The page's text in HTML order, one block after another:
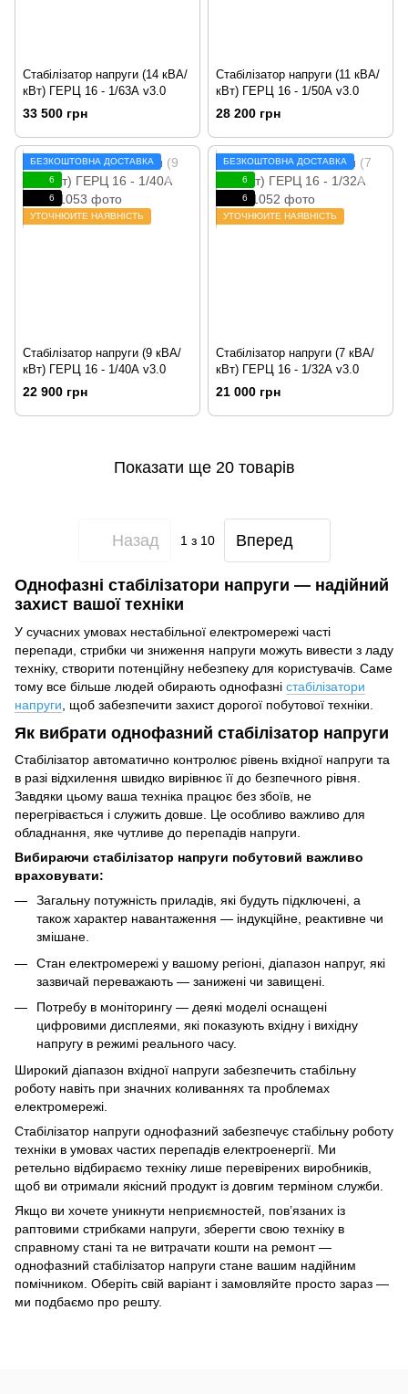
Стабілізатор напруги (14 кВА/
кВт) ГЕРЦ 16 - 1/63А v3.0
33 500 грн
Стабілізатор напруги (11 кВА/
кВт) ГЕРЦ 16 - 1/50А v3.0
28 200 грн
БЕЗКОШТОВНА ДОСТАВКА
6
6
УТОЧНЮЙТЕ НАЯВНІСТЬ
Стабілізатор напруги (9 кВА/
кВт) ГЕРЦ 16 - 1/40А v3.0
22 900 грн
БЕЗКОШТОВНА ДОСТАВКА
6
6
УТОЧНЮЙТЕ НАЯВНІСТЬ
Стабілізатор напруги (7 кВА/
кВт) ГЕРЦ 16 - 1/32А v3.0
21 000 грн
Показати ще 20 товарів
Назад 1з 10 Вперед
Однофазні стабілізатори напруги — надійний
захист вашої техніки
У сучасних умовах нестабільної електромережі часті
перепади, стрибки чи зниження напруги можуть вивести з ладу
техніку, створити потенційну небезпеку для користувачів. Саме
тому все більше людей обирають однофазні стабілізатори
напруги , щоб забезпечити захист дорогої побутової техніки.
Як вибрати однофазний стабілізатор напруги
Стабілізатор автоматично контролює рівень вхідної напруги та
в разі відхилення швидко вирівнює її до безпечного рівня.
Завдяки цьому ваша техніка працює без збоїв, не
перегрівається і служить довше. Це особливо важливо для
обладнання, яке чутливе до перепадів напруги.
Вибираючи стабілізатор напруги побутовий важливо
враховувати:
Загальну потужність приладів, які будуть підключені, а
також характер навантаження — індукційне, реактивне чи
змішане.
Стан електромережі у вашому регіоні, діапазон напруг, які
зазвичай переважають — занижені чи завищені.
Потребу в моніторингу — деякі моделі оснащені
цифровими дисплеями, які показують вхідну і вихідну
напругу в режимі реального часу.
Широкий діапазон вхідної напруги забезпечить стабільну
роботу навіть при значних коливаннях та проблемах
електромережі.
Стабілізатор напруги однофазний забезпечує стабільну роботу
техніки в умовах частих перепадів електроенергії. Ми
ретельно відбираємо техніку лише перевірених виробників,
щоб ви отримали якісний продукт із довгим терміном служби.
Якщо ви хочете уникнути неприємностей, пов’язаних із
раптовими стрибками напруги, зберегти свою техніку в
справному стані та не витрачати кошти на ремонт —
однофазний стабілізатор напруги стане вашим надійним
помічником. Оберіть свій варіант і замовляйте просто зараз —
ми подбаємо про решту.